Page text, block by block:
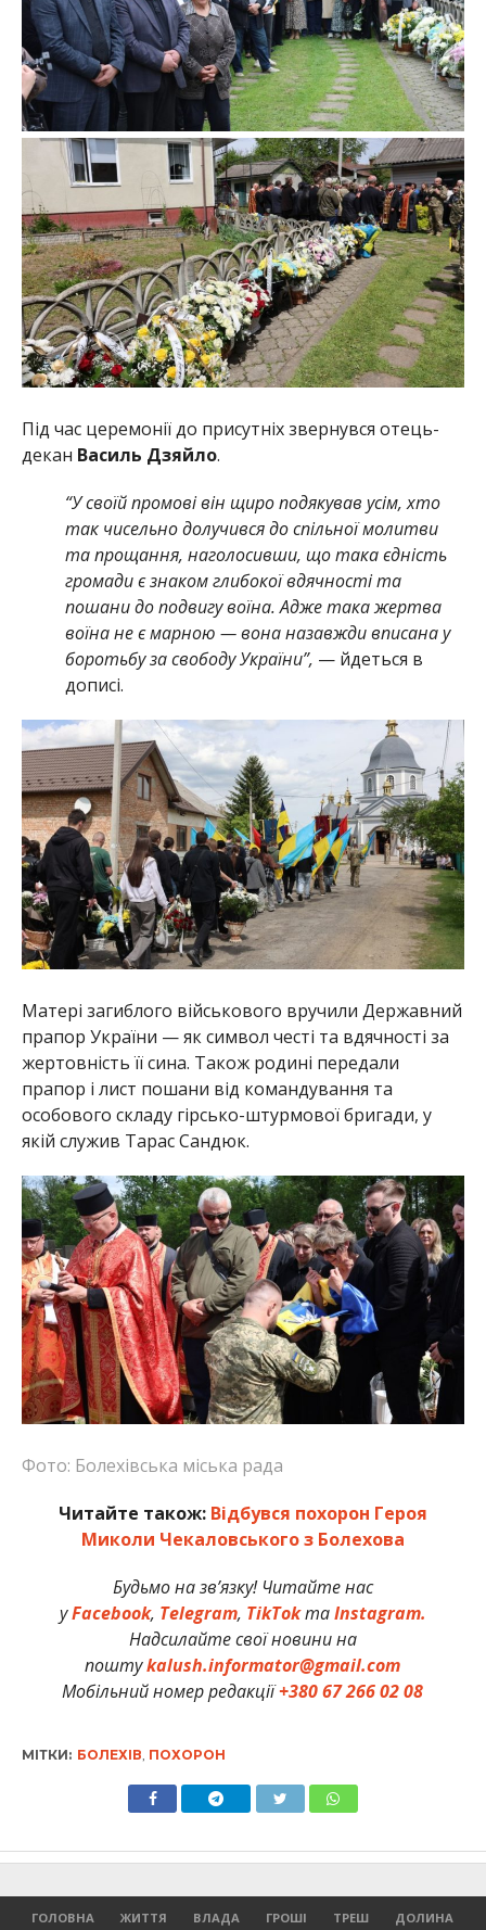
Під час церемонії до присутніх звернувся отець-
декан Василь Дзяйло.
“У своїй промові він щиро подякував усім, хто
так чисельно долучився до спільної молитви
та прощання, наголосивши, що така єдність
громади є знаком глибокої вдячності та
пошани до подвигу воїна. Адже така жертва
воїна не є марною — вона назавжди вписана у
боротьбу за свободу України”, — йдеться в
дописі.
Матері загиблого військового вручили Державний
прапор України — як символ честі та вдячності за
жертовність її сина. Також родині передали
прапор і лист пошани від командування та
особового складу гірсько-штурмової бригади, у
якій служив Тарас Сандюк.
Фото: Болехівська міська рада
Читайте також: Відбувся похорон Героя
Миколи Чекаловського з Болехова
Будьмо на зв’язку! Читайте нас
уFacebook, Telegram, TikTokтаInstagram.
Надсилайте свої новини на
поштуkalush.informator@gmail.com
Мобільний номер редакції+380 67 266 02 08
МІТКИ: БОЛЕХІВ, ПОХОРОН
ГОЛОВНА ЖИТТЯ ВЛАДА ГРОШІ ТРЕШ ДОЛИНА